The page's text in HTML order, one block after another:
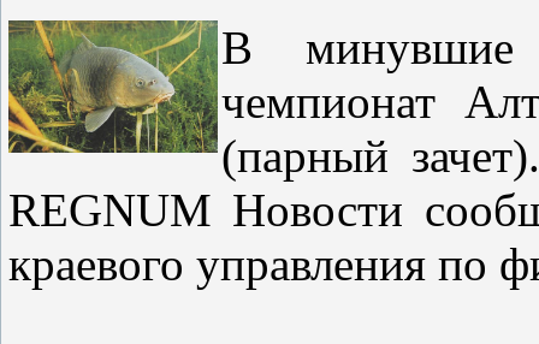
В минувшие
чемпионат
(парный
REGNUM Новости
краевого управления по